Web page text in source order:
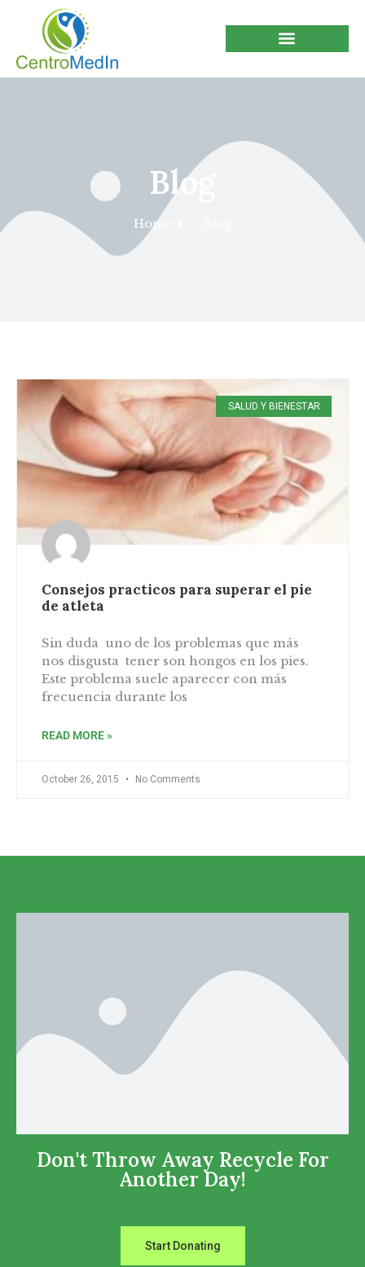
Blog
Home
SALUD Y BIENESTAR
Consejos practicos para superar el pie
de atleta
Sin duda uno de los problemas que más
nos disgusta tener son hongos en los pies.
Este problema suele aparecer con más
frecuencia durante los
READ MORE »
October 26, 2015 No Comments
Don't Throw Away Recycle For
Another Day!
Start Donating